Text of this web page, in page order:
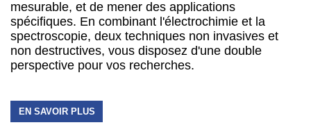
mesurable, et de mener des applications
spécifiques. En combinant l'électrochimie et la
spectroscopie, deux techniques non invasives et
non destructives, vous disposez d'une double
perspective pour vos recherches.
EN SAVOIR PLUS